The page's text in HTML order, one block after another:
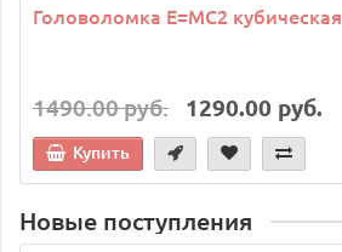
Головоломка E=MC2 кубическая
1490.00 руб. 1290.00 руб.
Купить
Новые поступления